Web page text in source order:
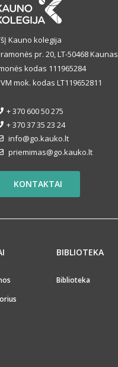
Kauno kolegija
pr. 20, LT-50468 Kaunas
kodas 111965284
mok. kodas LT119652811
+ 370 600 50 275
+ 370 37 35 23 24
info@go.kauko.lt
priemimas@go.kauko.lt
KONTAKTAI
BIBLIOTEKA
Biblioteka